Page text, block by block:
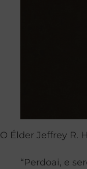
O Élder Jeffrey R.
“Perdoai, e